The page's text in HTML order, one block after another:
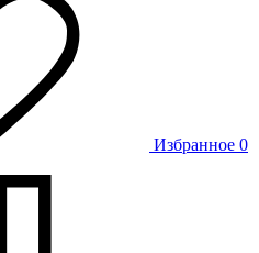
Избранное 0